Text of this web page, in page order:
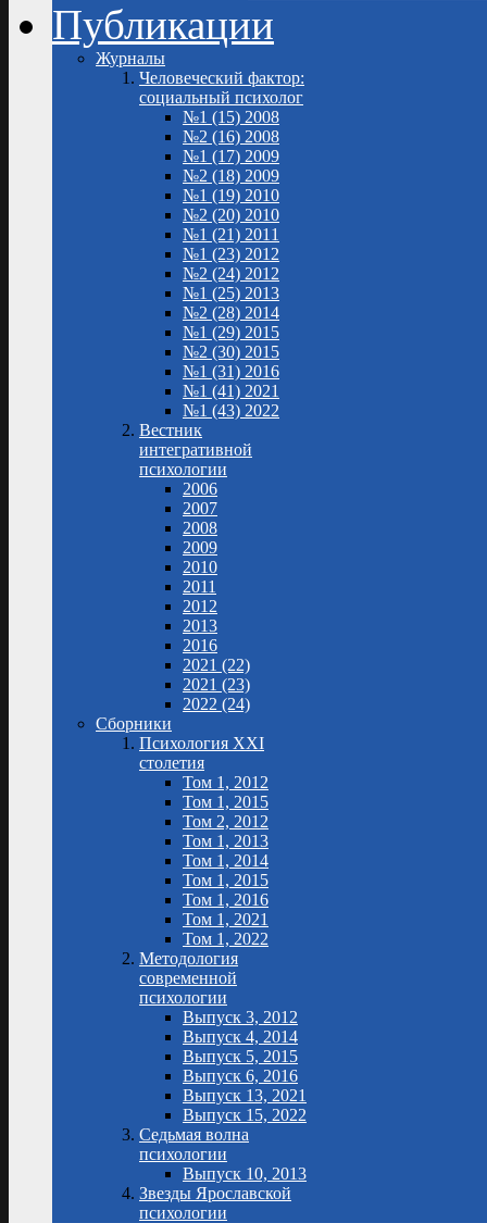
Публикации
Журналы
Человеческий фактор:
социальный психолог
№1 (15) 2008
№2 (16) 2008
№1 (17) 2009
№2 (18) 2009
№1 (19) 2010
№2 (20) 2010
№1 (21) 2011
№1 (23) 2012
№2 (24) 2012
№1 (25) 2013
№2 (28) 2014
№1 (29) 2015
№2 (30) 2015
№1 (31) 2016
№1 (41) 2021
№1 (43) 2022
Вестник
интегративной
психологии
2006
2007
2008
2009
2010
2011
2012
2013
2016
2021 (22)
2021 (23)
2022 (24)
Сборники
Психология XXI
столетия
Том 1, 2012
Том 1, 2015
Том 2, 2012
Том 1, 2013
Том 1, 2014
Том 1, 2015
Том 1, 2016
Том 1, 2021
Том 1, 2022
Методология
современной
психологии
Выпуск 3, 2012
Выпуск 4, 2014
Выпуск 5, 2015
Выпуск 6, 2016
Выпуск 13, 2021
Выпуск 15, 2022
Седьмая волна
психологии
Выпуск 10, 2013
Звезды Ярославской
психологии